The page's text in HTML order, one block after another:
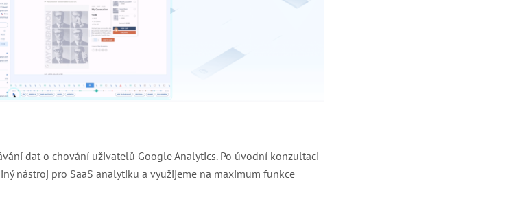
dat o chování uživatelů Google Analytics. Po úvodní konzultaci
nástroj pro SaaS analytiku a využijeme na maximum funkce